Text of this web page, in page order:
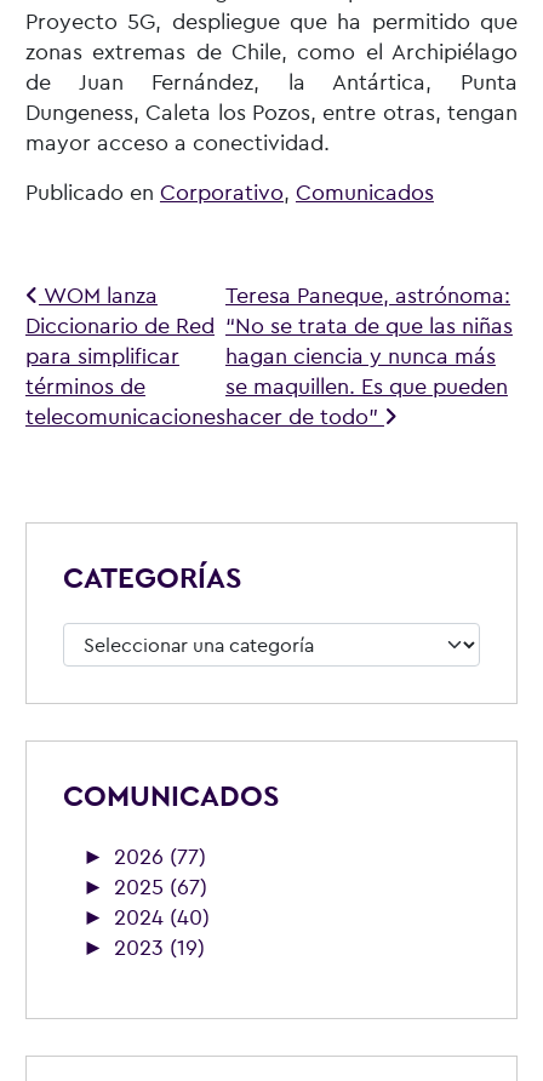
Proyecto 5G, despliegue que ha permitido que
zonas extremas de Chile, como el Archipiélago
de Juan Fernández, la Antártica, Punta
Dungeness, Caleta los Pozos, entre otras, tengan
mayor acceso a conectividad.
Publicado en Corporativo, Comunicados
Navegación de entradas
WOM lanza
Diccionario de Red
para simplificar
términos de
telecomunicaciones
Teresa Paneque, astrónoma:
“No se trata de que las niñas
hagan ciencia y nunca más
se maquillen. Es que pueden
hacer de todo”
CATEGORÍAS
Categorías
COMUNICADOS
► 2026 (77)
► 2025 (67)
► 2024 (40)
► 2023 (19)